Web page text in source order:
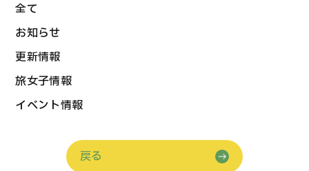
全て
お知らせ
更新情報
旅女子情報
イベント情報
戻る